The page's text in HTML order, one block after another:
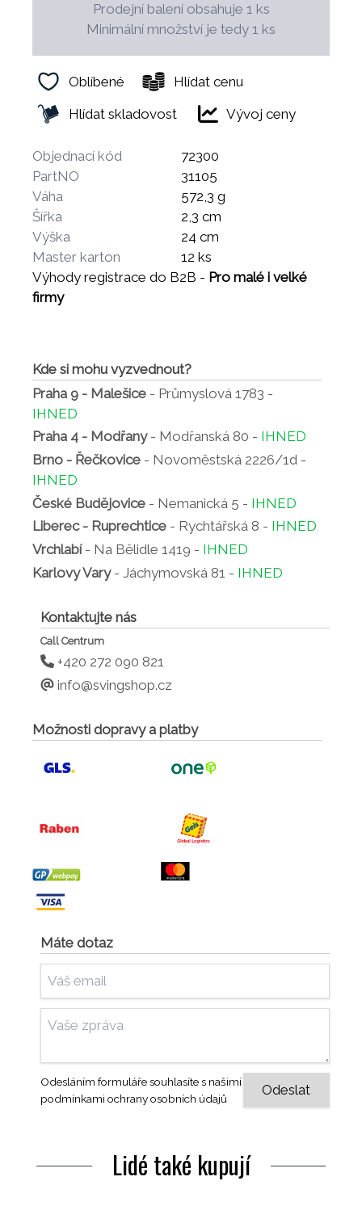
Prodejní balení obsahuje 1 ks
Minimální množství je tedy 1 ks
Oblíbené
Hlídat cenu
Hlídat skladovost
Vývoj ceny
Objednací kód
72300
PartNO
31105
Váha
572,3 g
Šířka
2,3 cm
Výška
24 cm
Master karton
12 ks
Výhody registrace do B2B - Pro malé i velké
firmy
Kde si mohu vyzvednout?
Praha 9 - Malešice - Průmyslová 1783 -
IHNED
Praha 4 - Modřany- Modřanská 80 - IHNED
Brno - Řečkovice - Novoměstská 2226/1d -
IHNED
České Budějovice - Nemanická 5 - IHNED
Liberec - Ruprechtice - Rychtářská 8 - IHNED
Vrchlabí- Na Bělidle 1419 - IHNED
Karlovy Vary- Jáchymovská 81 - IHNED
Kontaktujte nás
Call Centrum
+420 272 090 821
info@svingshop.cz
Možnosti dopravy a platby
Máte dotaz
Odesláním formuláře souhlasíte s našimi
podmínkami ochrany osobních údajů
Lidé také kupují